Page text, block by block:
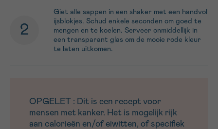
Giet alle sappen in een shaker met een handvol
ijsblokjes. Schud enkele seconden om goed te
mengen en te koelen. Serveer onmiddellijk in
een transparant glas om de mooie rode kleur
te laten uitkomen.
OPGELET : Dit is een recept voor
mensen met kanker. Het is mogelijk rijk
aan calorieën en/of eiwitten, of specifiek